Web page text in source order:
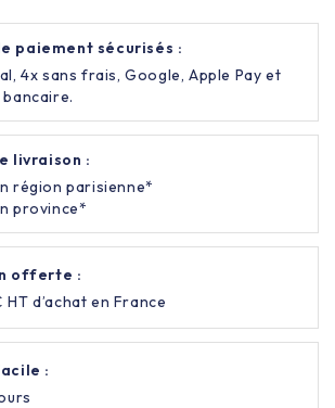
paiement sécurisés :
4x sans frais, Google, Apple Pay et
livraison :
région parisienne*
province*
offerte :
HT d’achat en France
: